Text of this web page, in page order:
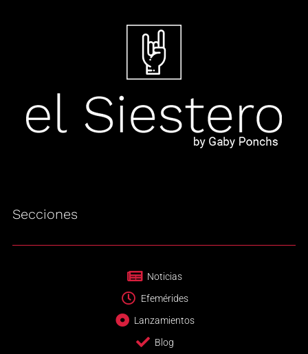
Secciones
Noticias
Efemérides
Lanzamientos
Blog